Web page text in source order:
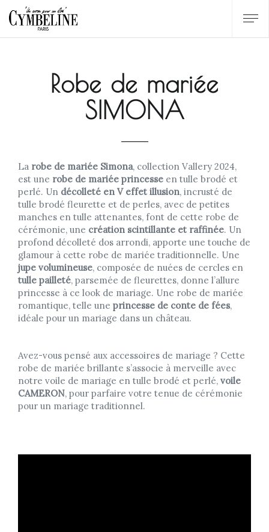
Robe de mariée
SIMONA
La robe de mariée Simona, collection Vallery 2024,
est une robe de mariée princesse en tulle brodé et
perlé. Un décolleté en V effet illusion, incrusté de
tulle brodé fleurette et de perles, avec de petites
manches en tulle attenantes, font de cette robe de
cérémonie, une création scintillante et raffinée. Un
profond décolleté dos arrondi, apporte une touche de
glamour à cette robe de mariée traditionnelle. Une
jupe volumineuse, composée de nuées de cercles en
tulle pailleté, parsemée de fleurettes, donne l’allure
princesse à ce look de mariage. Une robe de mariée
romantique, telle une princesse de conte de fées,
idéale pour un mariage dans un château.
Avez-vous pensé aux accessoires de mariage ? Cette
robe de mariée brillante s’associe à merveille avec
notre voile de mariage en tulle brodé et perlé, voile
CAMERON, pour parfaire votre tenue de cérémonie
pour un mariage traditionnel.